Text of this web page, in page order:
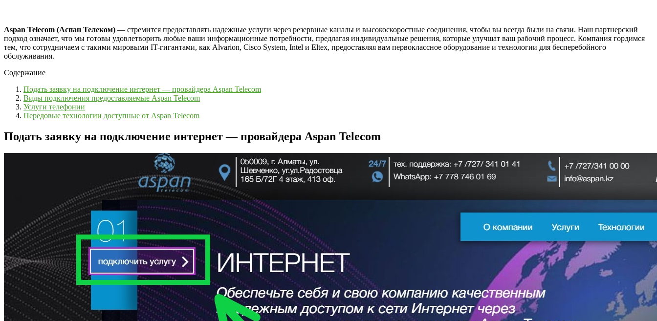
Aspan Telecom (Аспан Телеком) — стремится предоставлять надежные услуги через резервные каналы и высокоскоростные соединения, чтобы вы всегда были на связи. Наш партнерский
подход означает, что мы готовы удовлетворить любые ваши информационные потребности, предлагая индивидуальные решения, которые улучшат ваш рабочий процесс. Компания гордимся
тем, что сотрудничаем с такими мировыми IT-гигантами, как Alvarion, Cisco System, Intel и Eltex, предоставляя вам первоклассное оборудование и технологии для бесперебойного
обслуживания.
Содержание
Подать заявку на подключение интернет — провайдера Aspan Telecom
Виды подключения предоставляемые Aspan Telecom
Услуги телефонии
Передовые технологии доступные от Aspan Telecom
Подать заявку на подключение интернет — провайдера Aspan Telecom